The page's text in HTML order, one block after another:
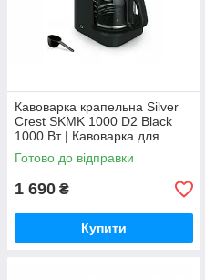
Кавоварка крапельна Silver
Crest SKMK 1000 D2 Black
1000 Вт | Кавоварка для
меленої кави | Колба 1.38 л |
До 10 чашок
Готово до відправки
1 690 ₴
Купити